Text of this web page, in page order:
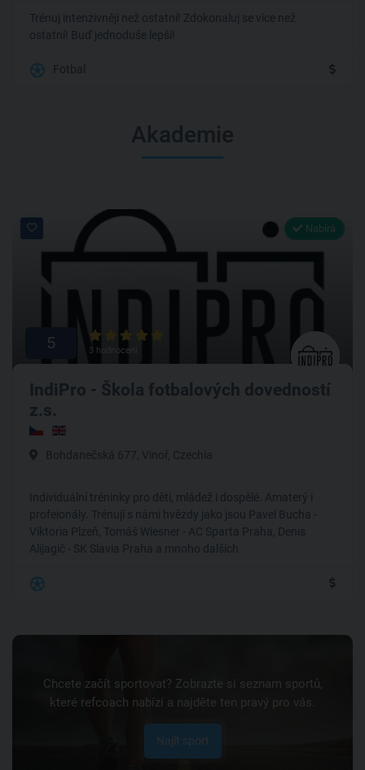
Trénuj intenzivněji než ostatní! Zdokonaluj se více než
ostatní! Buď jednoduše lepší!
Fotbal
Akademie
Nabírá
5 3 hodnocení
IndiPro - Škola fotbalových dovedností
z.s.
Bohdanečská 677, Vinoř, Czechia
Individuální tréninky pro děti, mládež i dospělé. Amaterý i
profeionály. Trénují s námi hvězdy jako jsou Pavel Bucha -
Viktoria Plzeň, Tomáš Wiesner - AC Sparta Praha, Denis
Alijagič - SK Slavia Praha a mnoho dalších.
Chcete začít sportovat? Zobrazte si seznam sportů,
které refcoach nabízí a najděte ten pravý pro vás.
Najít sport